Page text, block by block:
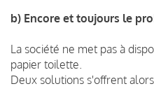
b) Encore et toujours le
La société ne met pas à
papier toilette.
Deux solutions s'offrent